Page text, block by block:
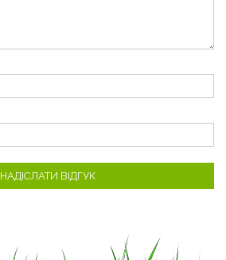
НАДІСЛАТИ ВІДГУК